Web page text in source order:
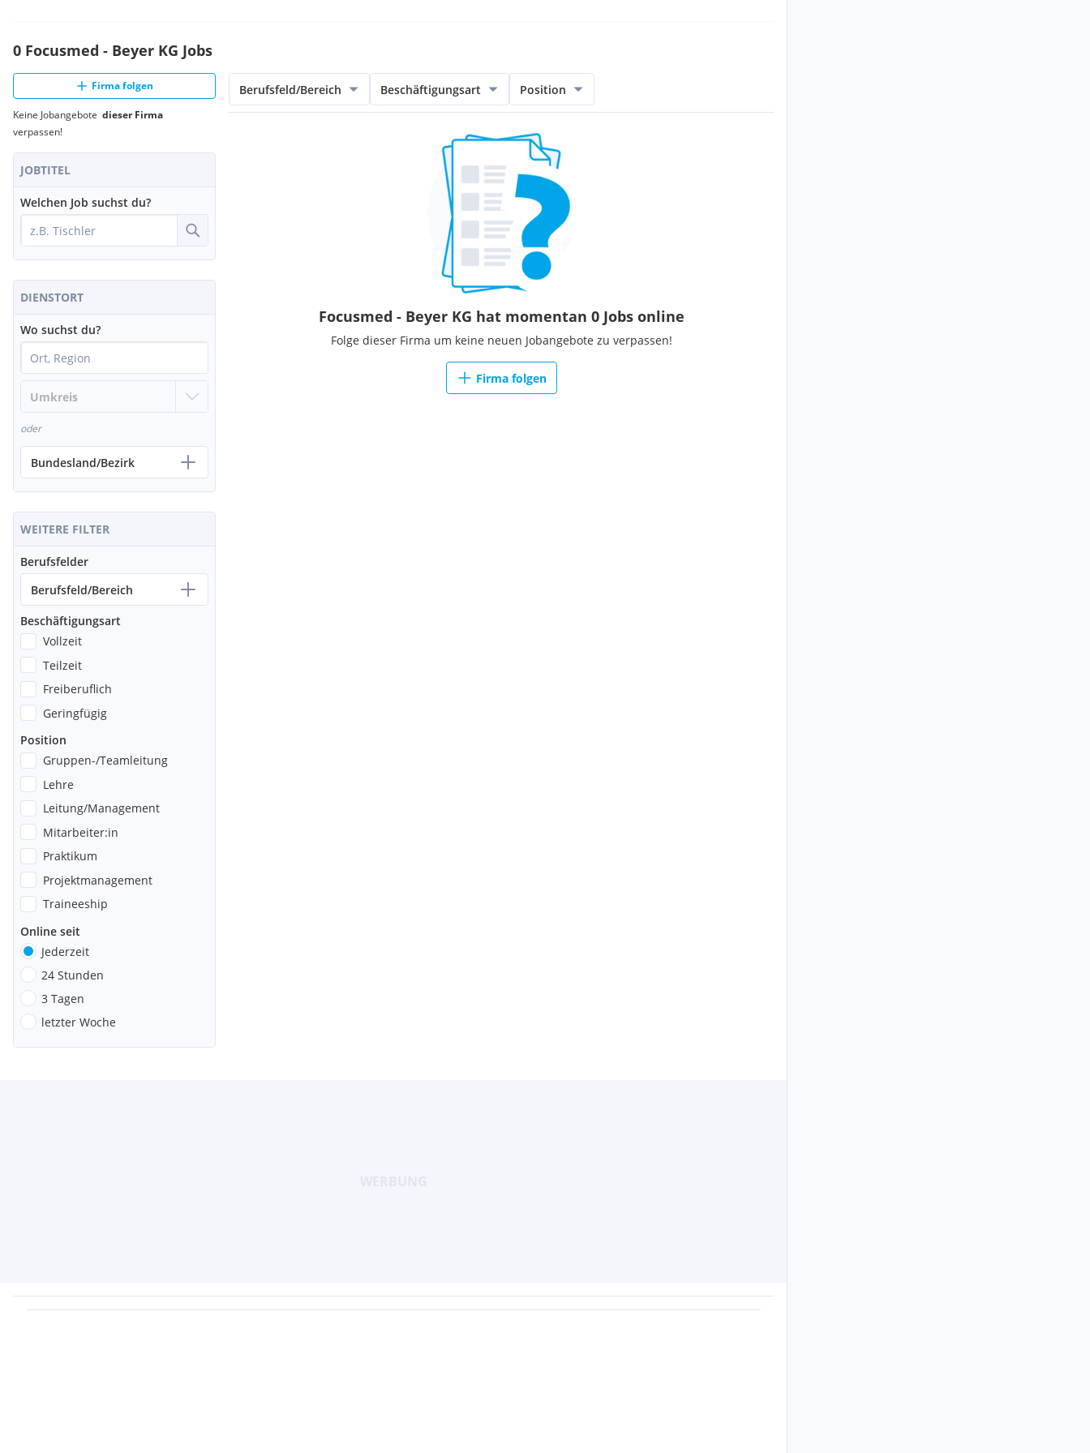
0 Focusmed - Beyer KG Jobs
Firma folgen
Keine Jobangebote dieser Firma
verpassen!
JOBTITEL
Welchen Job suchst du?
DIENSTORT
Wo suchst du?
oder
Bundesland/Bezirk
WEITERE FILTER
Berufsfelder
Berufsfeld/Bereich
Beschäftigungsart
Vollzeit
Teilzeit
Freiberuflich
Geringfügig
Position
Gruppen-/Teamleitung
Lehre
Leitung/Management
Mitarbeiter:in
Praktikum
Projektmanagement
Traineeship
Online seit
Jederzeit
24 Stunden
3 Tagen
letzter Woche
Berufsfeld/Bereich Beschäftigungsart Position
Focusmed - Beyer KG hat momentan 0 Jobs online
Folge dieser Firma um keine neuen Jobangebote zu verpassen!
Firma folgen